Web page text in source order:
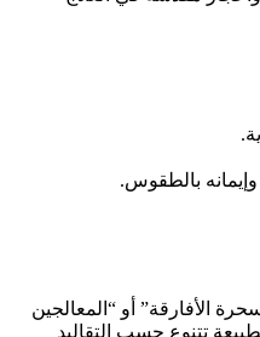
بالطقوس.
الأفارقة” أو “المعالجين
تتنوع حسب التقاليد